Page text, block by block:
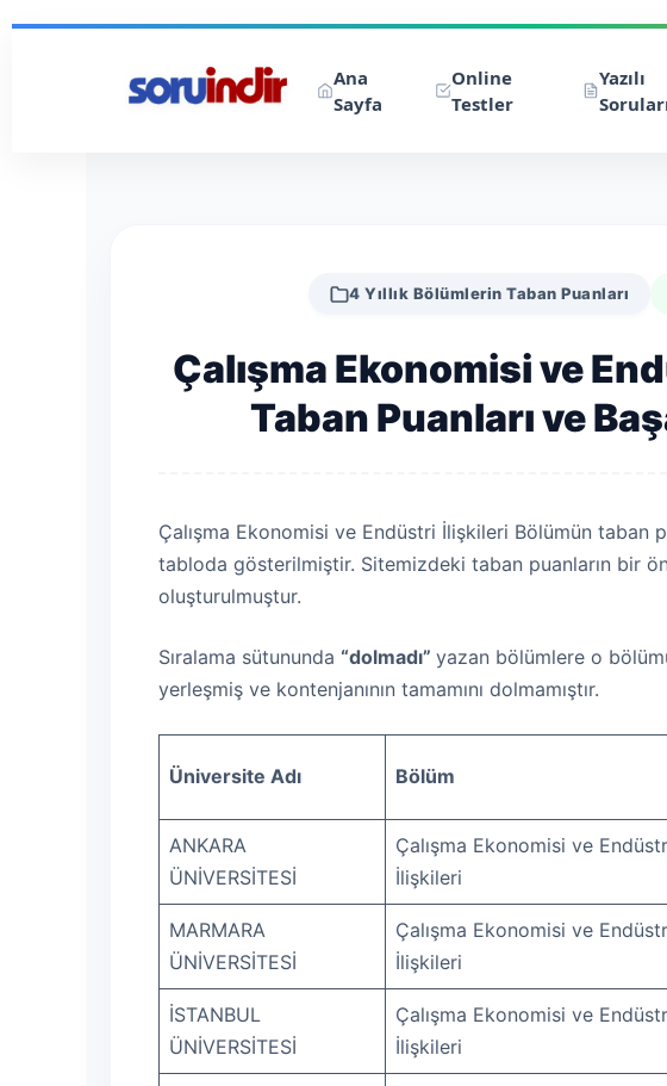
Ana
Sayfa
Online
Testler
Yazılı
4 Yıllık Bölümlerin Taban Puanları
Çalışma Ekonomisi ve
Taban Puanları ve
Çalışma Ekonomisi ve Endüstri İlişkileri Bölümün taban
tabloda gösterilmiştir. Sitemizdeki taban puanların bir
oluşturulmuştur.
Sıralama sütununda “dolmadı” yazan bölümlere o
yerleşmiş ve kontenjanının tamamını dolmamıştır.
Üniversite Adı Bölüm
ANKARA
ÜNİVERSİTESİ
Çalışma Ekonomisi ve
İlişkileri
MARMARA
ÜNİVERSİTESİ
Çalışma Ekonomisi ve
İlişkileri
İSTANBUL
ÜNİVERSİTESİ
Çalışma Ekonomisi ve
İlişkileri